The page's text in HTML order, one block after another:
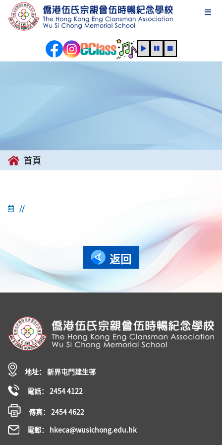
首頁
//
返回
地址： 新界屯門建生邨
電話： 2454 4122
傳真： 2454 4622
電郵： hkeca@wusichong.edu.hk